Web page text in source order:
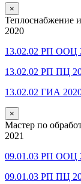
×
Теплоснабжение
2020
13.02.02 РП ООЦ
13.02.02 РП ПЦ
13.02.02 ГИА
×
Мастер по
2021
09.01.03 РП ООЦ
09.01.03 РП ПЦ